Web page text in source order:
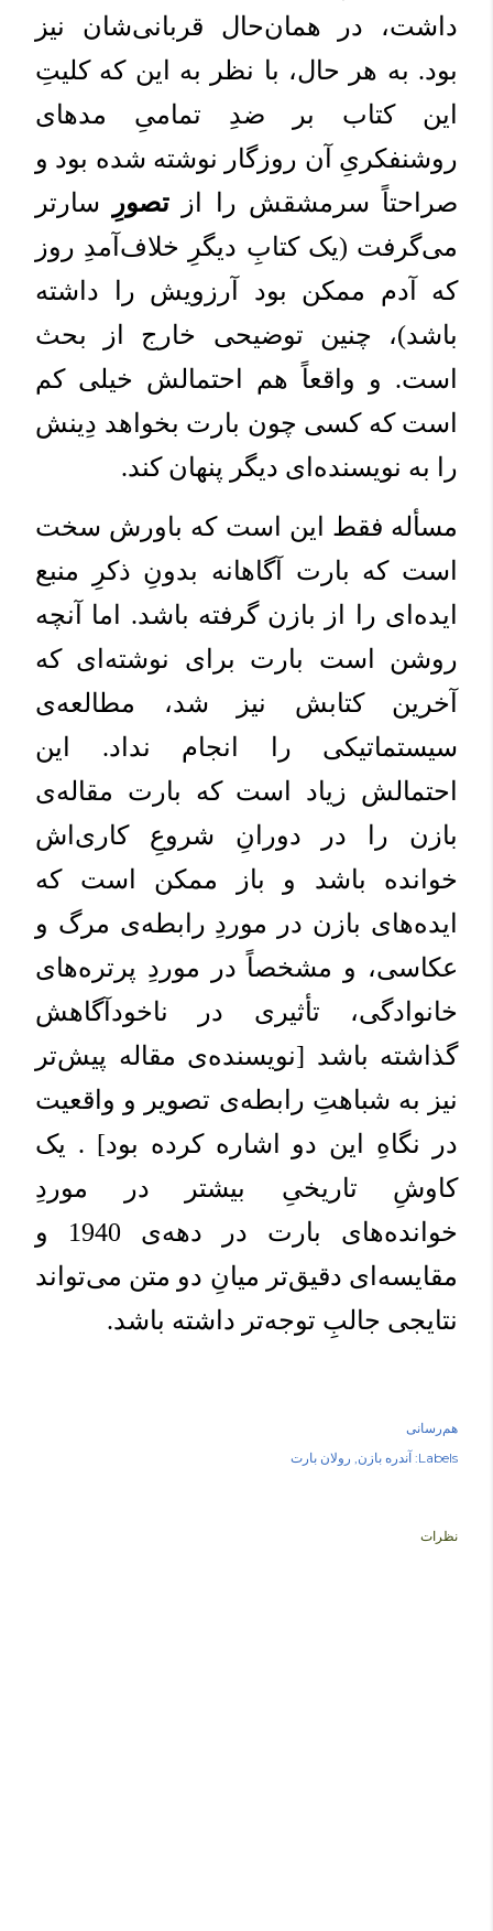
داشت، در همان‌حال قربانی‌شان نیز
بود. به هر حال، با نظر به این که کلیتِ
این کتاب بر ضدِ تمامیِ مدهای
روشنفکریِ آن روزگار نوشته شده بود و
صراحتاً سرمشقش را از تصورِ
سارتر
می‌گرفت (یک کتابِ دیگرِ خلاف‌آمدِ روز
که آدم ممکن بود آرزویش را داشته
باشد)، چنین توضیحی خارج از بحث
است. و واقعاً هم احتمالش خیلی کم
است که کسی چون بارت بخواهد دِینش
را به نویسنده‌ای دیگر پنهان کند.
مسأله فقط این است که باورش سخت
است که بارت آگاهانه بدونِ ذکرِ منبع
ایده‌ای را از بازن گرفته باشد. اما آنچه
روشن است بارت برای نوشته‌ای که
آخرین کتابش نیز شد، مطالعه‌ی
سیستماتیکی را انجام نداد. این
احتمالش زیاد است که بارت مقاله‌ی
بازن را در دورانِ شروعِ کاری‌اش
خوانده باشد و باز ممکن است که
ایده‌های بازن در موردِ رابطه‌ی مرگ و
عکاسی، و مشخصاً در موردِ پرتره‌های
خانوادگی، تأثیری در ناخودآگاهش
گذاشته باشد [نویسنده‌ی مقاله پیش‌تر
نیز به شباهتِ رابطه‌ی تصویر و واقعیت
در نگاهِ این دو اشاره کرده بود] . یک
کاوشِ تاریخیِ بیشتر در موردِ
خوانده‌های بارت در دهه‌ی 1940 و
مقایسه‌ای دقیق‌تر میانِ دو متن می‌تواند
نتایجی جالبِ توجه‌تر داشته باشد.
هم‌رسانی
Labels: آندره بازن رولان بارت
نظرات